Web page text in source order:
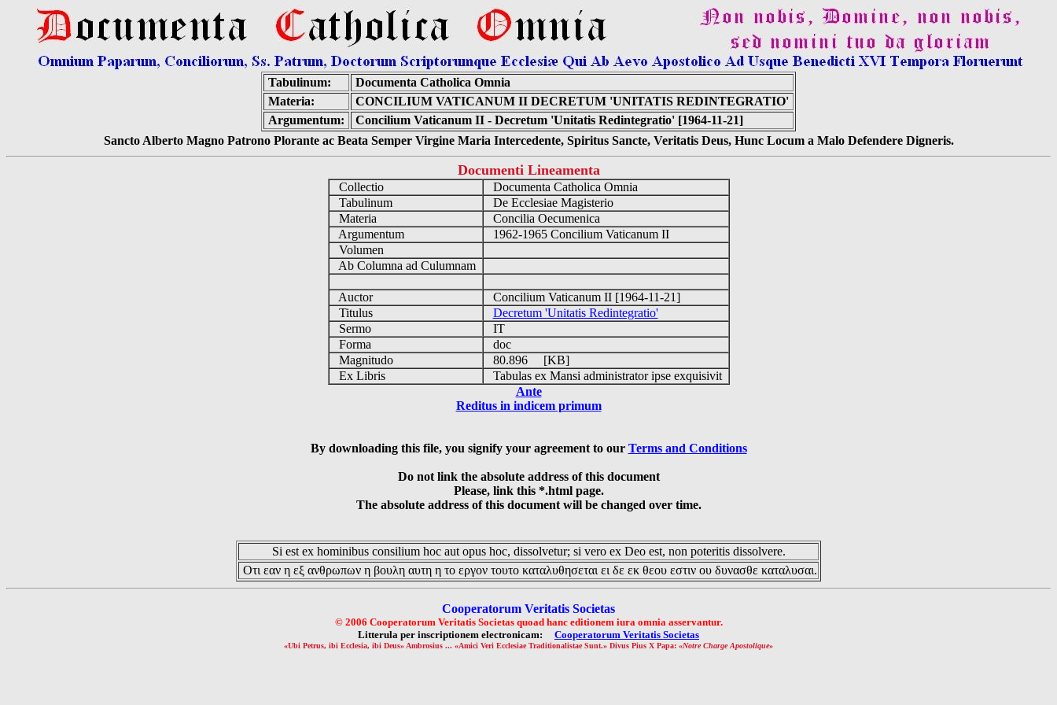
Tabulinum:
Documenta Catholica Omnia
Materia:
CONCILIUM VATICANUM II DECRETUM 'UNITATIS REDINTEGRATIO'
Argumentum:
Concilium Vaticanum II - Decretum 'Unitatis Redintegratio' [1964-11-21]
Sancto Alberto Magno Patrono Plorante ac Beata Semper Virgine Maria Intercedente, Spiritus Sancte, Veritatis Deus, Hunc Locum a Malo Defendere Digneris.
Documenti Lineamenta
Collectio
Documenta Catholica Omnia
Tabulinum
De Ecclesiae Magisterio
Materia
Concilia Oecumenica
Argumentum
1962-1965 Concilium Vaticanum II
Volumen
Ab Columna ad Culumnam
Auctor
Concilium Vaticanum II [1964-11-21]
Titulus
Decretum 'Unitatis Redintegratio'
Sermo
IT
Forma
doc
Magnitudo
80.896 [KB]
Ex Libris
Tabulas ex Mansi administrator ipse exquisivit
Ante
Reditus in indicem primum
By downloading this file, you signify your agreement to our Terms and Conditions
Do not link the absolute address of this document
Please, link this *.html page.
The absolute address of this document will be changed over time.
Si est ex hominibus consilium hoc aut opus hoc, dissolvetur; si vero ex Deo est, non poteritis dissolvere.
Οτι εαν η εξ ανθρωπων η βουλη αυτη η το εργον τουτο καταλυθησεται ει δε εκ θεου εστιν ου δυνασθε καταλυσαι.
Cooperatorum Veritatis Societas
© 2006 Cooperatorum Veritatis Societas quoad hanc editionem iura omnia asservantur.
Litterula per inscriptionem electronicam: Cooperatorum Veritatis Societas
«Ubi Petrus, ibi Ecclesia, ibi Deus» Ambrosius ... «Amici Veri Ecclesiae Traditionalistae Sunt.» Divus Pius X Papa: «Notre Charge Apostolique»